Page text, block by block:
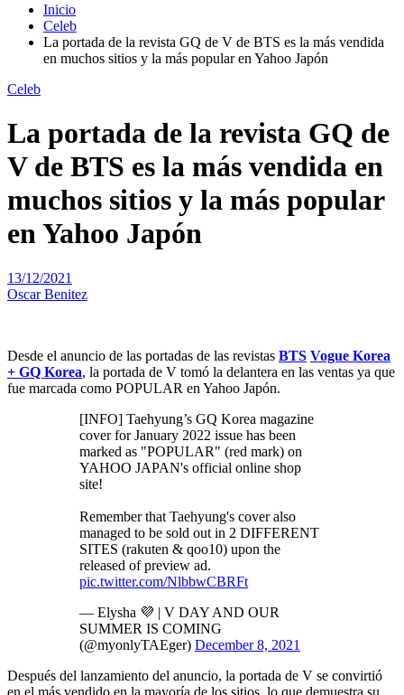
Inicio
Celeb
La portada de la revista GQ de V de BTS es la más vendida
en muchos sitios y la más popular en Yahoo Japón
Celeb
La portada de la revista GQ de
V de BTS es la más vendida en
muchos sitios y la más popular
en Yahoo Japón
13/12/2021
Oscar Benitez
Desde el anuncio de las portadas de las revistas BTS Vogue Korea
+ GQ Korea, la portada de V tomó la delantera en las ventas ya que
fue marcada como POPULAR en Yahoo Japón.
[INFO] Taehyung’s GQ Korea magazine
cover for January 2022 issue has been
marked as "POPULAR" (red mark) on
YAHOO JAPAN's official online shop
site!
Remember that Taehyung's cover also
managed to be sold out in 2 DIFFERENT
SITES (rakuten & qoo10) upon the
released of preview ad.
pic.twitter.com/NlbbwCBRFt
— Elysha 💜 | V DAY AND OUR
SUMMER IS COMING
(@myonlyTAEger) December 8, 2021
Después del lanzamiento del anuncio, la portada de V se convirtió
en el más vendido en la mayoría de los sitios, lo que demuestra su